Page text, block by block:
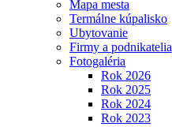
Mapa mesta
Termálne kúpalisko
Ubytovanie
Firmy a podnikatelia
Fotogaléria
Rok 2026
Rok 2025
Rok 2024
Rok 2023